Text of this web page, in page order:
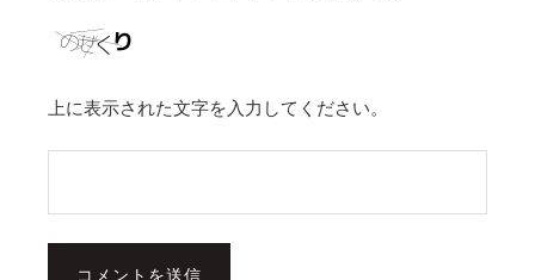
上に表示された文字を入力してください。